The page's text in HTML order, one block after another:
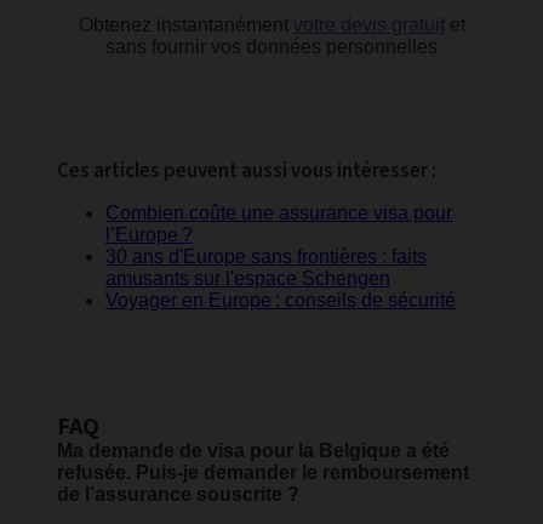
Obtenez instantanément votre devis gratuitet
sans fournir vos données personnelles
Ces articles peuvent aussi vous intéresser :
Combien coûte une assurance visa pour
l’Europe ?
30 ans d'Europe sans frontières : faits
amusants sur l'espace Schengen
Voyager en Europe : conseils de sécurité
FAQ
Ma demande de visa pour la Belgique a été
refusée. Puis-je demander le remboursement
de l’assurance souscrite ?